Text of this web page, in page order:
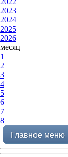
2023
2024
2025
2026
месяц
1
2
3
4
5
6
7
8
Главное меню